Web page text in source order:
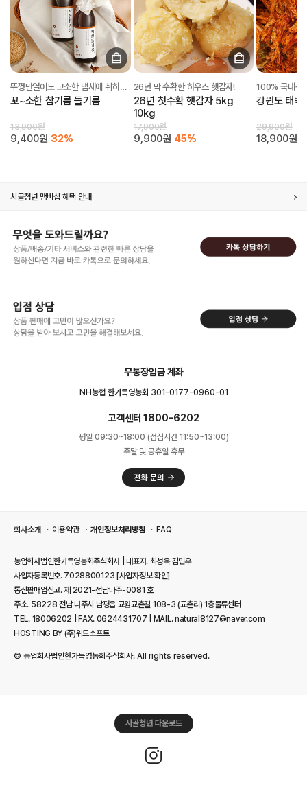
부산 해운대구
방금 전
뚜껑만열어도 고소한 냄새에 취하는 참기름 들기름
꼬~소한 참기름 들기름
13,900원
9,400원 32%
26년 막 수확한 하우스 햇감자!
26년 첫수확 햇감자 5kg
10kg
17,900원
9,900원 45%
강원도 태백
29,900원
18,900원
시골청년 맴버십 혜택 안내
무통장입금 계좌
NH농협 한가득영농회 301-0177-0960-01
고객센터 1800-6202
평일 09:30~18:00 (점심시간 11:50~13:00)
주말 및 공휴일 휴무
회사소개 이용약관 개인정보처리방침 FAQ
농업회사법인한가득영농회주식회사 | 대표자. 최성욱 김민우
사업자등록번호. 7028800123 [사업자정보 확인]
통신판매업신고. 제 2021-전남나주-0081 호
주소. 58228 전남 나주시 남평읍 교원교촌길 108-3 (교촌리) 1층물류센터
TEL. 18006202 | FAX. 0624431707 | MAIL. natural8127@naver.com
HOSTING BY (주)위드소프트
© 농업회사법인한가득영농회주식회사. All rights reserved.
시골청년 다운로드